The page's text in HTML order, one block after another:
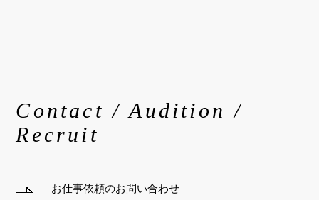
Contact / Audition /
Recruit
お仕事依頼のお問い合わせ